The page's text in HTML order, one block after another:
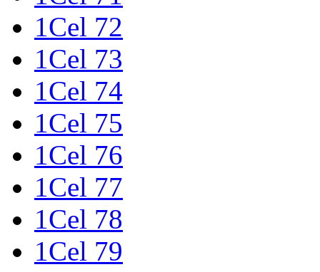
1Cel 72
1Cel 73
1Cel 74
1Cel 75
1Cel 76
1Cel 77
1Cel 78
1Cel 79